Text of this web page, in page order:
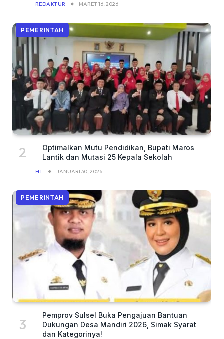
REDAKTUR MARET 16, 2026
PEMERINTAH
Optimalkan Mutu Pendidikan, Bupati Maros
Lantik dan Mutasi 25 Kepala Sekolah
HT JANUARI 30, 2026
PEMERINTAH
Pemprov Sulsel Buka Pengajuan Bantuan
Dukungan Desa Mandiri 2026, Simak Syarat
dan Kategorinya!